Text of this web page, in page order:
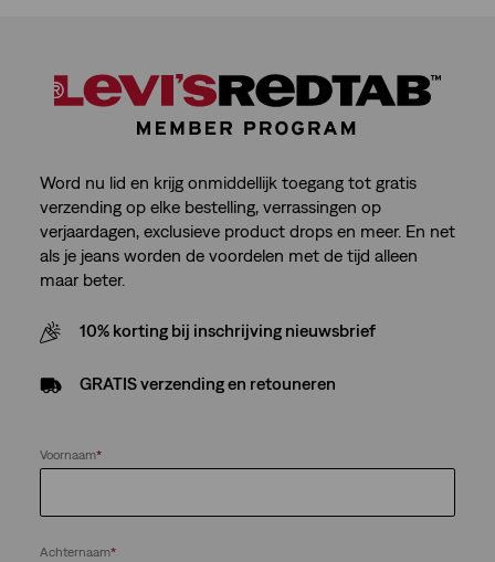
Word nu lid en krijg onmiddellijk toegang tot gratis
verzending op elke bestelling, verrassingen op
verjaardagen, exclusieve product drops en meer. En net
als je jeans worden de voordelen met de tijd alleen
maar beter.
10% korting bij inschrijving nieuwsbrief
GRATIS verzending en retouneren
Voornaam*
Achternaam*